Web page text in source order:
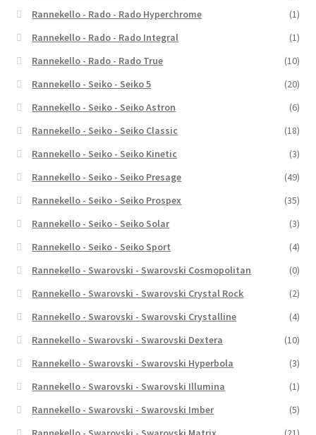
Rannekello - Rado - Rado Hyperchrome
(1)
Rannekello - Rado - Rado Integral
(1)
Rannekello - Rado - Rado True
(10)
Rannekello - Seiko - Seiko 5
(20)
Rannekello - Seiko - Seiko Astron
(6)
Rannekello - Seiko - Seiko Classic
(18)
Rannekello - Seiko - Seiko Kinetic
(3)
Rannekello - Seiko - Seiko Presage
(49)
Rannekello - Seiko - Seiko Prospex
(35)
Rannekello - Seiko - Seiko Solar
(3)
Rannekello - Seiko - Seiko Sport
(4)
Rannekello - Swarovski - Swarovski Cosmopolitan
(0)
Rannekello - Swarovski - Swarovski Crystal Rock
(2)
Rannekello - Swarovski - Swarovski Crystalline
(4)
Rannekello - Swarovski - Swarovski Dextera
(10)
Rannekello - Swarovski - Swarovski Hyperbola
(3)
Rannekello - Swarovski - Swarovski Illumina
(1)
Rannekello - Swarovski - Swarovski Imber
(5)